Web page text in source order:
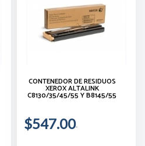
CONTENEDOR DE RESIDUOS
XEROX ALTALINK
C8130/35/45/55 Y B8145/55
$547.00